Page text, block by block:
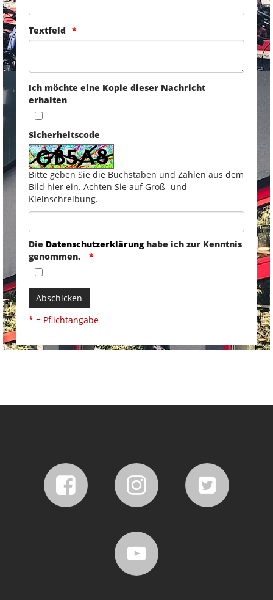
Textfeld
Ich möchte eine Kopie dieser Nachricht
erhalten
Sicherheitscode
Bitte geben Sie die Buchstaben und Zahlen aus dem
Bild hier ein. Achten Sie auf Groß- und
Kleinschreibung.
Die Datenschutzerklärunghabe ich zur Kenntnis
genommen.
Abschicken
* = Pflichtangabe